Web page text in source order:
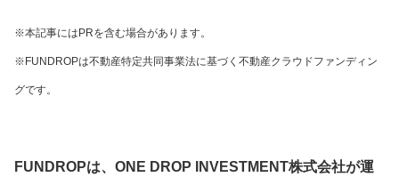
※本記事にはPRを含む場合があります。
※FUNDROPは不動産特定共同事業法に基づく不動産クラウドファンディン
グです。
FUNDROPは、ONE DROP INVESTMENT株式会社が運